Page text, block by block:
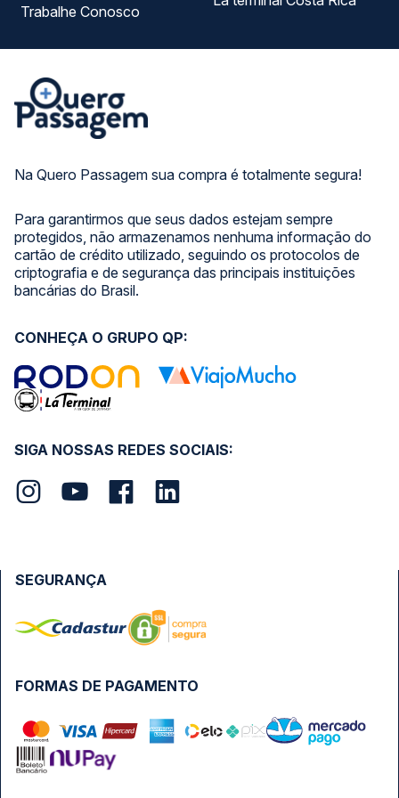
Na Quero Passagem sua compra é totalmente segura!
Para garantirmos que seus dados estejam sempre
protegidos, não armazenamos nenhuma informação do
cartão de crédito utilizado, seguindo os protocolos de
criptografia e de segurança das principais instituições
bancárias do Brasil.
Trabalhe Conosco
SIGA NOSSAS REDES SOCIAIS:
CONHEÇA O GRUPO QP:
FORMAS DE PAGAMENTO
SEGURANÇA